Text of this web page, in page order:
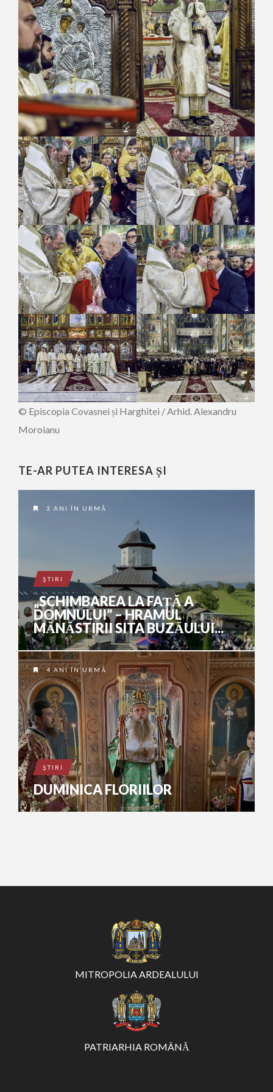
© Episcopia Covasnei și Harghitei / Arhid. Alexandru
Moroianu
TE-AR PUTEA INTERESA ȘI
3 ANI ÎN URMĂ
ŞTIRI
„SCHIMBAREA LA FAȚĂ A
DOMNULUI” – HRAMUL
MĂNĂSTIRII SITA BUZĂULUI...
4 ANI ÎN URMĂ
ŞTIRI
DUMINICA FLORIILOR
MITROPOLIA ARDEALULUI
PATRIARHIA ROMÂNĂ